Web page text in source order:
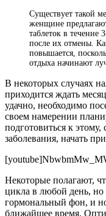
Существует такой
женщине
таблеток в течение
после их отмены.
повышается,
отдыха начинают
В некоторых случаях
приходится ждать
удачно, необходимо
своем намерении
подготовиться к этому,
заболевания, начать
Некоторые полагают,
цикла в любой день, но
гормональный фон, и
ближайшее время.